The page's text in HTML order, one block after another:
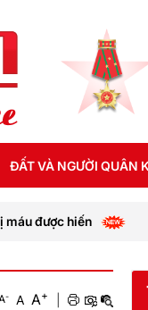
ĐẤT VÀ NGƯỜI QUÂN
Lữ
- A A+